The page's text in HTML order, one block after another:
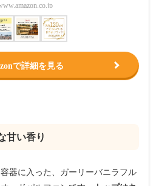
で詳細を見る
甘い香り
器に入った、ガーリーバニラフル